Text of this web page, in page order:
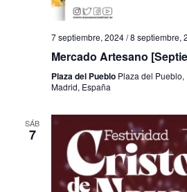
7 septiembre, 2024/8 septiembre,
Mercado Artesano
Plaza del Pueblo Plaza del
Madrid, España
SÁB
7